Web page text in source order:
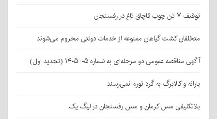
توقیف ۷ تن چوب قاچاق تاغ در رفسنجان
متخلفان کشت گیاهان ممنوعه از خدمات دولتی محروم می‌شوند
آگهی مناقصه عمومی دو مرحله‌ای به شماره ۰۵-۱۴۰۵ (تجدید اول)
یارانه و کالابرگ به گرد تورم نمی‌رسند
بلاتکلیفی مس کرمان و مس رفسنجان در لیگ یک